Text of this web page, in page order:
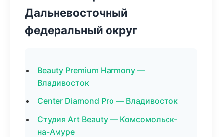
Дальневосточный
федеральный округ
Beauty Premium Harmony —
Владивосток
Center Diamond Pro — Владивосток
Студия Art Beauty — Комсомольск-
на-Амуре